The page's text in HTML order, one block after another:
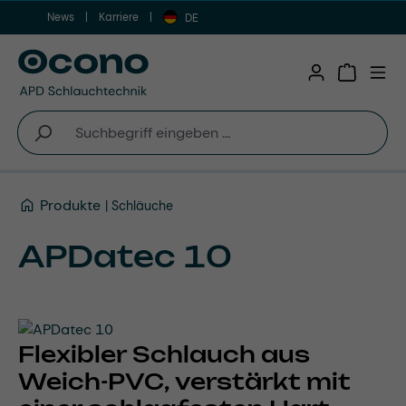
Zum Hauptinhalt springen
News Karriere DE
Produkte Schläuche
APDatec 10
Flexibler Schlauch aus
Weich-PVC, verstärkt mit